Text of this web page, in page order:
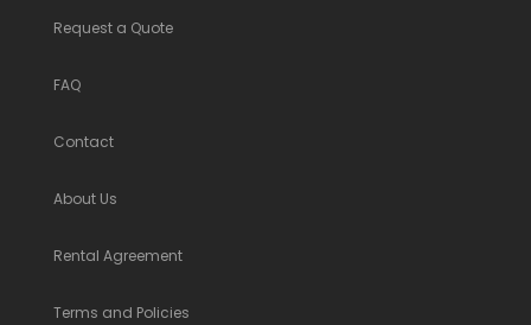
Request a Quote
FAQ
Contact
About Us
Rental Agreement
Terms and Policies